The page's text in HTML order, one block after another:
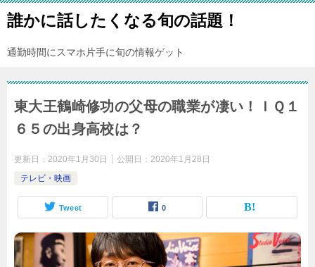
誰かに話したくなる旬の話題！
通勤時間にスマホ片手に旬の情報ゲット
東大王鶴崎修功の父母の職業が凄い！ＩＱ１
６５の出身高校は？
更新日： 2020年1月30日 公開日： 2020年1月28日
テレビ・映画
Tweet 0